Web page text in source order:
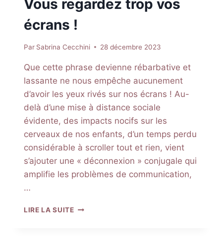
Vous regardez trop vos
écrans !
Par Sabrina Cecchini 28 décembre 2023
Que cette phrase devienne rébarbative et
lassante ne nous empêche aucunement
d’avoir les yeux rivés sur nos écrans ! Au-
delà d’une mise à distance sociale
évidente, des impacts nocifs sur les
cerveaux de nos enfants, d’un temps perdu
considérable à scroller tout et rien, vient
s’ajouter une « déconnexion » conjugale qui
amplifie les problèmes de communication,
…
LIRE LA SUITEVOUS